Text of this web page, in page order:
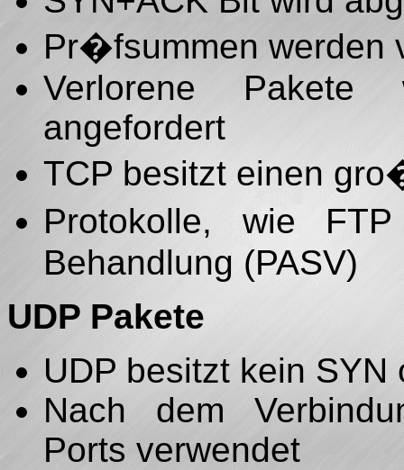
Pr�fsummen werden
Verlorene
angefordert
TCP besitzt einen
Protokolle, wie
Behandlung (PASV)
UDP Pakete
UDP besitzt kein SYN
Nach dem
Ports verwendet